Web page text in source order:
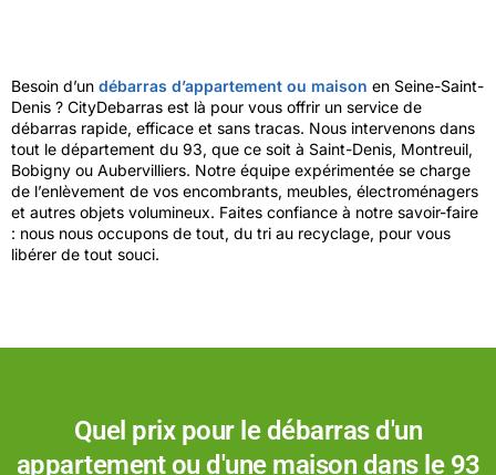
Besoin d’un débarras d’appartement ou maison en Seine-Saint-
Denis ? CityDebarras est là pour vous offrir un service de
débarras rapide, efficace et sans tracas. Nous intervenons dans
tout le département du 93, que ce soit à Saint-Denis, Montreuil,
Bobigny ou Aubervilliers. Notre équipe expérimentée se charge
de l’enlèvement de vos encombrants, meubles, électroménagers
et autres objets volumineux. Faites confiance à notre savoir-faire
: nous nous occupons de tout, du tri au recyclage, pour vous
libérer de tout souci.
Quel prix pour le débarras d'un
appartement ou d'une maison dans le 93